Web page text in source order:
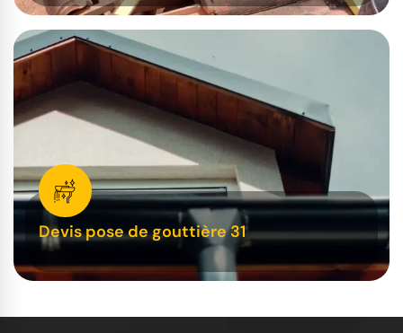
Devis pose de gouttière 31